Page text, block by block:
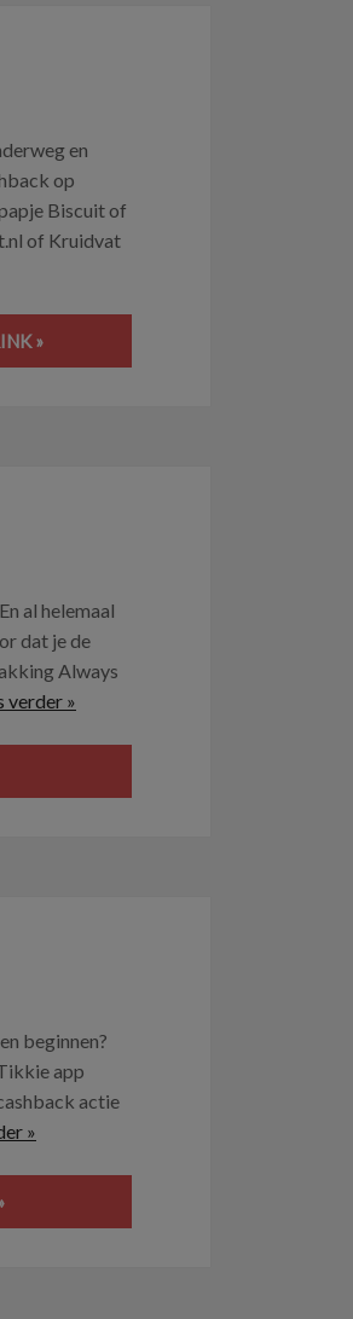
en
op
Biscuit of
of Kruidvat
»
al helemaal
dat je de
Always
verder »
beginnen?
app
actie
»